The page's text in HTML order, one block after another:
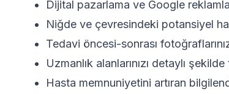
Dijital pazarlama ve Google
Niğde ve çevresindeki potansiyel
Tedavi öncesi-sonrası
Uzmanlık alanlarınızı detaylı şekilde
Hasta memnuniyetini artıran